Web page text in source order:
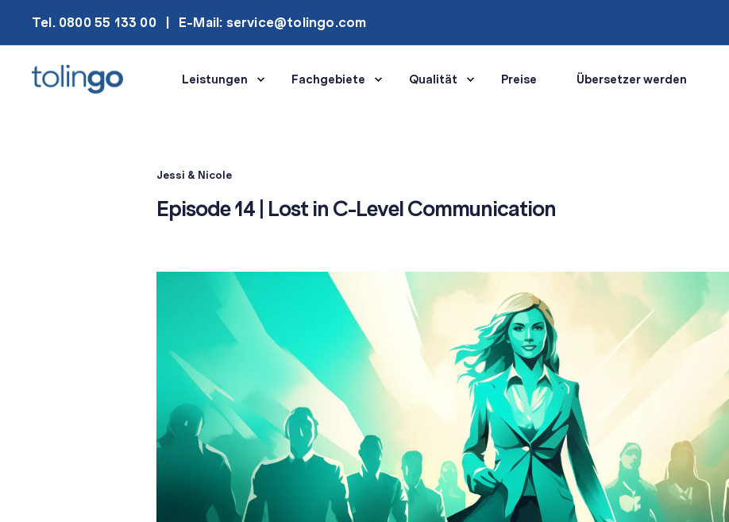
Tel. 0800 55 133 00 E-Mail: service@tolingo.com
Leistungen Fachgebiete Qualität Preise Übersetzer werden
Jessi & Nicole
Episode 14 | Lost in C-Level Communication